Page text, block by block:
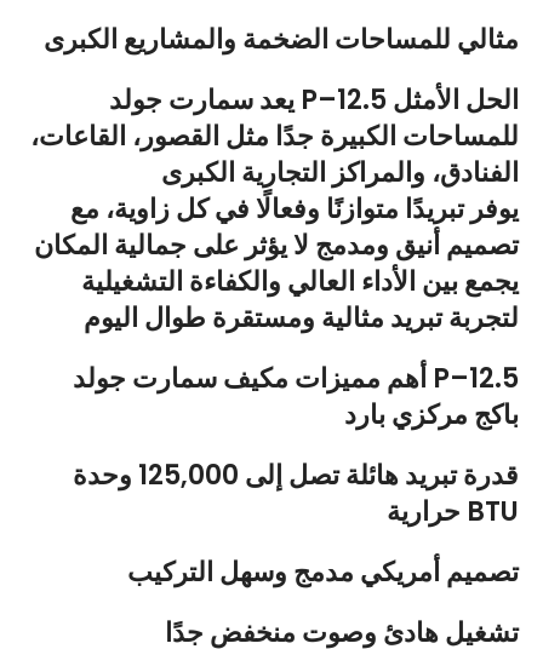
مثالي للمساحات الضخمة والمشاريع الكبرى
يعد سمارت جولد P–12.5 الحل الأمثل
للمساحات الكبيرة جدًا مثل القصور، القاعات،
الفنادق، والمراكز التجارية الكبرى
يوفر تبريدًا متوازنًا وفعالًا في كل زاوية، مع
تصميم أنيق ومدمج لا يؤثر على جمالية المكان
يجمع بين الأداء العالي والكفاءة التشغيلية
لتجربة تبريد مثالية ومستقرة طوال اليوم
باكج مركزي بارد
قدرة تبريد هائلة تصل إلى 125,000 وحدة
حرارية BTU
تصميم أمريكي مدمج وسهل التركيب
تشغيل هادئ وصوت منخفض جدًا